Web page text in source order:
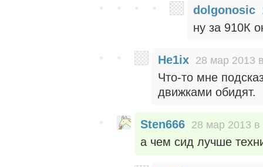
dolgonosic
ну за 910К
He1ix 28 мар 2013
Что-то мне
движками обидят.
Sten666 28 мар 2013 в
а чем сид лучше